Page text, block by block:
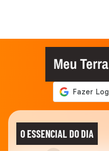
Meu Terra
O ESSENCIAL DO DIA